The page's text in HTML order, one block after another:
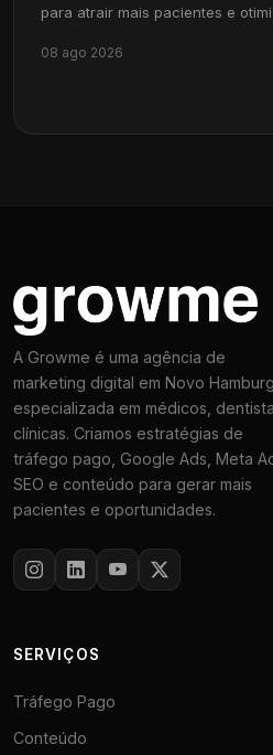
para atrair mais pacientes e
08 ago 2026
A Growme é uma agência de
marketing digital em Novo
especializada em médicos,
clínicas. Criamos estratégias de
tráfego pago, Google Ads, Meta
SEO e conteúdo para gerar mais
pacientes e oportunidades.
SERVIÇOS
Tráfego Pago
Conteúdo